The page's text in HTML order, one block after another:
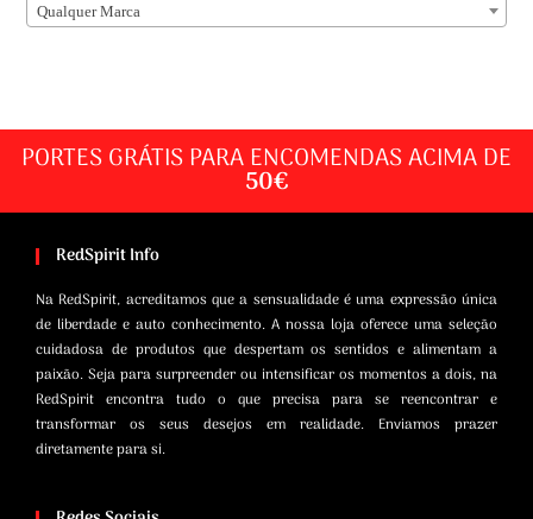
Qualquer Marca
PORTES GRÁTIS PARA ENCOMENDAS ACIMA DE
50€
RedSpirit Info
Na RedSpirit, acreditamos que a sensualidade é uma expressão única
de liberdade e auto conhecimento. A nossa loja oferece uma seleção
cuidadosa de produtos que despertam os sentidos e alimentam a
paixão. Seja para surpreender ou intensificar os momentos a dois, na
RedSpirit encontra tudo o que precisa para se reencontrar e
transformar os seus desejos em realidade. Enviamos prazer
diretamente para si.